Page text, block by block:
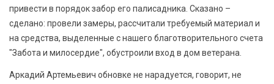
привести в порядок забор его палисадника. Сказано –
сделано: провели замеры, рассчитали требуемый материал и
на средства, выделенные с нашего благотворительного счета
"Забота и милосердие", обустроили вход в дом ветерана.
Аркадий Артемьевич обновке не нарадуется, говорит, не